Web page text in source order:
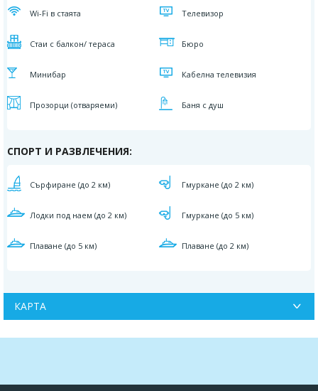
Wi-Fi в стаята Телевизор
Стаи с балкон/ тераса Бюро
Минибар Кабелна телевизия
Прозорци (отваряеми) Баня с душ
СПОРТ И РАЗВЛЕЧЕНИЯ:
Сърфиране (до 2 км) Гмуркане (до 2 км)
Лодки под наем (до 2 км) Гмуркане (до 5 км)
Плаване (до 5 км) Плаване (до 2 км)
КАРТА